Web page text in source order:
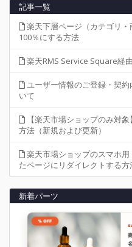
記事一覧
楽天下層ページ（カテゴリ
100％にする方法
楽天RMS Service Square経
ユーザー情報のご登録・契
いて
【楽天市場ショップのみ対
方法（新規および更新）
楽天市場ショップのスマホ
たページにリダイレクトする方
新着パーツ